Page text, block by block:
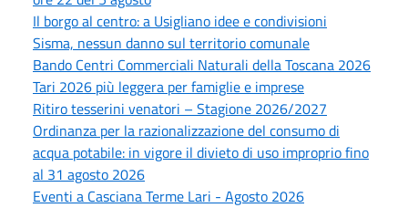
Il borgo al centro: a Usigliano idee e condivisioni
Sisma, nessun danno sul territorio comunale
Bando Centri Commerciali Naturali della Toscana 2026
Tari 2026 più leggera per famiglie e imprese
Ritiro tesserini venatori – Stagione 2026/2027
Ordinanza per la razionalizzazione del consumo di
acqua potabile: in vigore il divieto di uso improprio fino
al 31 agosto 2026
Eventi a Casciana Terme Lari - Agosto 2026